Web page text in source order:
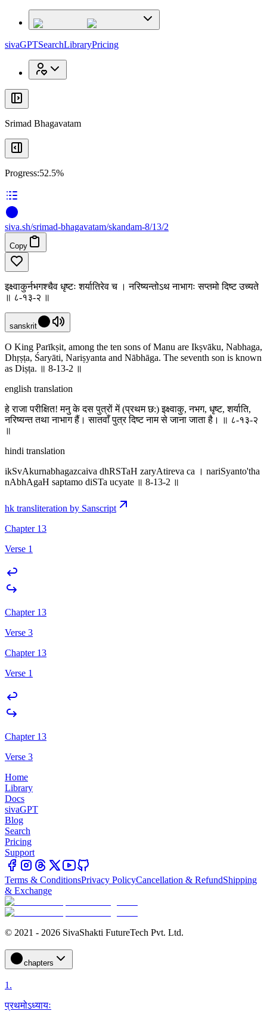
sivaGPTSearchLibraryPricing
Srimad Bhagavatam
Progress:52.5%
siva.sh/srimad-bhagavatam/skandam-8/13/2
Copy
इक्ष्वाकुर्नभगश्चैव धृष्टः शर्यातिरेव च । नरिष्यन्तोऽथ नाभागः सप्तमो दिष्ट उच्यते
॥ ८-१३-२ ॥
sanskrit
O King Parīkṣit, among the ten sons of Manu are Ikṣvāku, Nabhaga,
Dhṛṣṭa, Śaryāti, Nariṣyanta and Nābhāga. The seventh son is known
as Diṣṭa. ॥ 8-13-2 ॥
english translation
हे राजा परीक्षित! मनु के दस पुत्रों में (प्रथम छ:) इक्ष्वाकु, नभग, धृष्ट, शर्याति,
नरिष्यन्त तथा नाभाग हैं। सातवाँ पुत्र दिष्ट नाम से जाना जाता है। ॥ ८-१३-२
॥
hindi translation
ikSvAkurnabhagazcaiva dhRSTaH zaryAtireva ca । nariSyanto'tha
nAbhAgaH saptamo diSTa ucyate ॥ 8-13-2 ॥
hk transliteration by Sanscript
Chapter 13
Verse 1
Chapter 13
Verse 3
Chapter 13
Verse 1
Chapter 13
Verse 3
Home
Library
Docs
sivaGPT
Blog
Search
Pricing
Support
Terms & ConditionsPrivacy PolicyCancellation & RefundShipping
& Exchange
© 2021 - 2026 SivaShakti FutureTech Pvt. Ltd.
chapters
1.
प्रथमोऽध्यायः